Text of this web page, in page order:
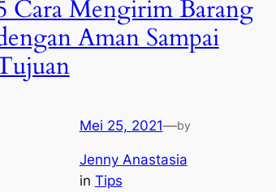
Cara Mengirim Barang
Aman Sampai
Mei 25, 2021—by
Jenny Anastasia
in Tips